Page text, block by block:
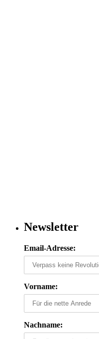
Newsletter
Email-Adresse:
Vorname:
Nachname: